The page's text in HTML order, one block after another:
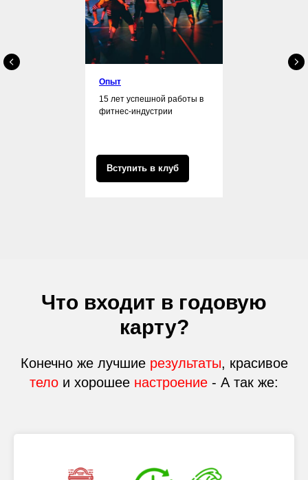
Опыт
15 лет успешной работы в
фитнес-индустрии
Вступить в клуб
Что входит в годовую
карту?
Конечно же лучшие результаты, красивое
тело и хорошее настроение - А так же: